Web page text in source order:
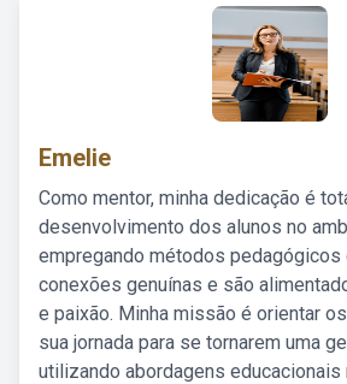
Emelie
Como mentor, minha dedicação é
desenvolvimento dos alunos no
empregando métodos pedagógicos
conexões genuínas e são
e paixão. Minha missão é orientar
sua jornada para se tornarem uma
utilizando abordagens educacionais